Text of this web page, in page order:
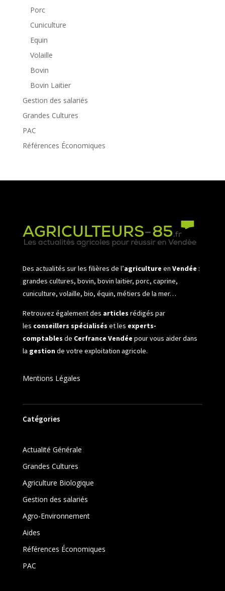
Porc
Cuniculture
Equin
Volaille
Bovin
Bovin Laitier
Gestion des salariés
Grandes Cultures
PAC
Références Économiques
Des actualités sur les filières de l’agriculture en Vendée :
grandes cultures, bovin, bovin laitier, porc, caprine,
cuniculture, volaille, bio, équin, métiers de la mer…
Retrouvez également des articles rédigés par
les conseillers spécialisés et les experts-
comptables de Cerfrance Vendée pour vous aider dans
la gestionde votre exploitation agricole.
Mentions Légales
Catégories
Actualité Générale
Grandes Cultures
Agriculture Biologique
Gestion des salariés
Agro-Environnement
Aides
Références Économiques
PAC